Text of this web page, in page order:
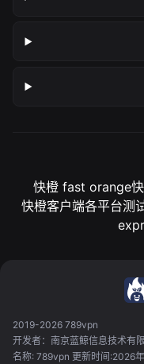
快橙 fast orange
快橙客户端各平台测
2019-2026 789vpn
开发者：南京蓝鲸信息技术有
名称: 789vpn 更新时间:2026